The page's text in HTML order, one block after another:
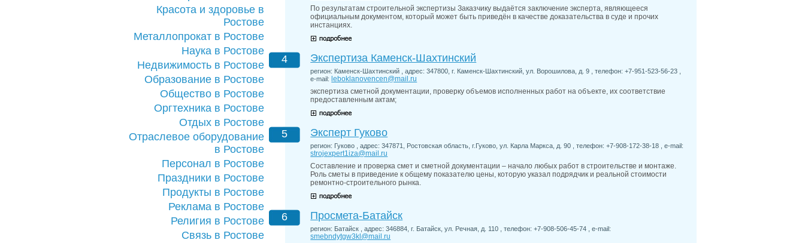
Красота и здоровье в
Ростове
Металлопрокат в Ростове
Наука в Ростове
Недвижимость в Ростове
Образование в Ростове
Общество в Ростове
Оргтехника в Ростове
Отдых в Ростове
Отраслевое оборудование
в Ростове
Персонал в Ростове
Праздники в Ростове
Продукты в Ростове
Реклама в Ростове
Религия в Ростове
Связь в Ростове
По результатам строительной экспертизы Заказчику выдаётся заключение эксперта, являющееся
официальным документом, который может быть приведён в качестве доказательства в суде и прочих
инстанциях.
4 Экспертиза Каменск-Шахтинский
регион: Каменск-Шахтинский , адрес: 347800, г. Каменск-Шахтинский, ул. Ворошилова, д. 9 , телефон: +7-951-523-56-23 ,
e-mail: leboklanovencen@mail.ru
экспертиза сметной документации, проверку объемов исполненных работ на объекте, их соответствие
предоставленным актам;
5 Эксперт Гуково
регион: Гуково , адрес: 347871, Ростовская область, г.Гуково, ул. Карла Маркса, д. 90 , телефон: +7-908-172-38-18 , e-mail:
strojexpert1iza@mail.ru
Составление и проверка смет и сметной документации – начало любых работ в строительстве и монтаже.
Роль сметы в приведение к общему показателю цены, которую указал подрядчик и реальной стоимости
ремонтно-строительного рынка.
6 Просмета-Батайск
регион: Батайск , адрес: 346884, г. Батайск, ул. Речная, д. 110 , телефон: +7-908-506-45-74 , e-mail:
smebndytgw3kl@mail.ru